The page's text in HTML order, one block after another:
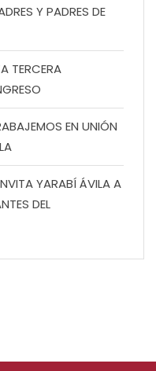
Y PADRES DE
TERCERA
EN UNIÓN
YARABÍ ÁVILA A
DEL